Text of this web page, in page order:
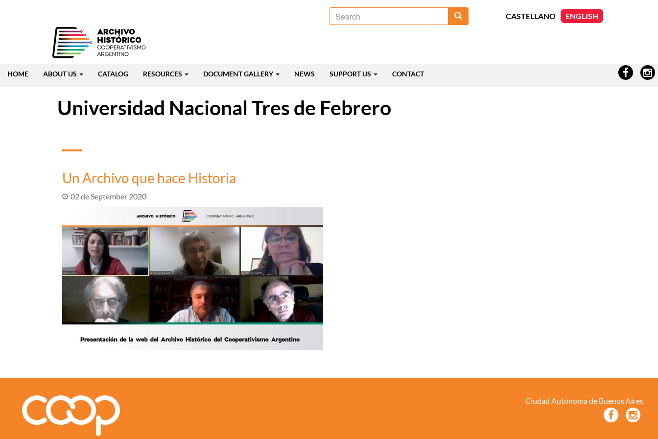
Search Search CASTELLANO ENGLISH
Navegación
HOME ABOUT US CATALOG RESOURCES DOCUMENT GALLERY NEWS SUPPORT US CONTACT
Universidad Nacional Tres de Febrero
Un Archivo que hace Historia
02 de September 2020
Ciudad Autónoma de Buenos Aires